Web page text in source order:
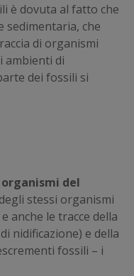
è dovuta al fatto che
sedimentaria, che
di organismi
ambienti di
dei fossili si
del
stessi organismi
anche le tracce della
nidificazione) e della
fossili – i